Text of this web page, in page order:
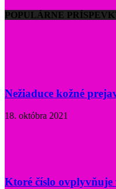
POPULÁRNE
Nežiaduce kožné
18. októbra 2021
Ktoré číslo ovplyvňuje